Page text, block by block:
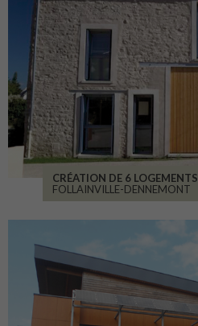
CRÉATION DE 6 LOGEMENTS
FOLLAINVILLE-DENNEMONT